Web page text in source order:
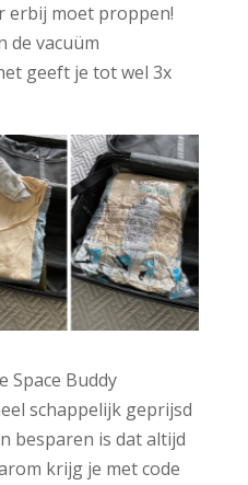
erbij moet proppen!
de vacuüm
geeft je tot wel 3x
Space Buddy
schappelijk geprijsd
besparen is dat altijd
krijg je met code